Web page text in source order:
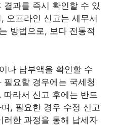
과를 즉시 확인할 수 있
오프라인 신고는 세무서
방법으로, 보다 전통적
나 납부액을 확인할 수
요할 경우에는 국세청
라서 신고 후에는 반드
, 필요한 경우 수정 신고
러한 과정을 통해 납세자